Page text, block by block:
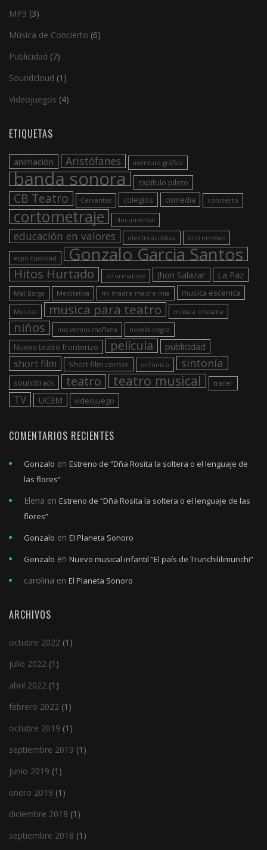
MP3 (3)
Música de Concierto (6)
Publicidad (7)
Soundcloud (1)
Videojuegos (4)
ETIQUETAS
animación Aristófanes aventura gráfica
banda sonora capítulo piloto
CB Teatro Cervantes colegios comedia concierto
cortometraje documental
educación en valores electroacústica entremeses
espiritualidad Gonzalo Garcia Santos
Hitos Hurtado informativos Jhon Salazar La Paz
Mat Barga Meditativa mi madre madre mia musica escenica
Musical musica para teatro música cristiana
niños nos vemos mañana novela negra
Nuevo teatro fronterizo película publicidad
short film Short film corner sinfónico sintonía
soundtrack teatro teatro musical trailer
TV UC3M videojuego
COMENTARIOS RECIENTES
Gonzalo en Estreno de “Dña Rosita la soltera o el lenguaje de
las flores”
Elena en Estreno de “Dña Rosita la soltera o el lenguaje de las
flores”
Gonzalo en El Planeta Sonoro
Gonzalo en Nuevo musical infantil “El país de Trunchililimunchi”
carolina en El Planeta Sonoro
ARCHIVOS
octubre 2022 (1)
julio 2022 (1)
abril 2022 (1)
febrero 2022 (1)
octubre 2019 (1)
septiembre 2019 (1)
junio 2019 (1)
enero 2019 (1)
diciembre 2018 (1)
septiembre 2018 (1)